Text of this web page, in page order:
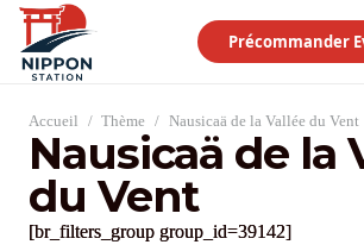
Précommander
Accueil / Thème / Nausicaä de la Vallée du Vent
Nausicaä de la
du Vent
[br_filters_group group_id=39142]